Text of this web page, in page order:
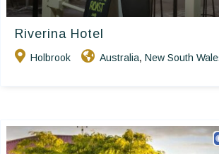
Riverina Hotel
Holbrook Australia, New South